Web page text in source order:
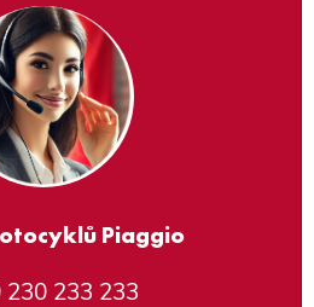
Piaggio
230 233 233